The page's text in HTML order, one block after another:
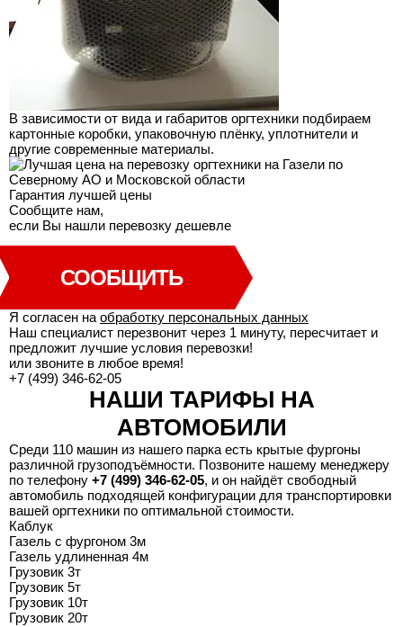
В зависимости от вида и габаритов оргтехники подбираем
картонные коробки, упаковочную плёнку, уплотнители и
другие современные материалы.
Гарантия лучшей цены
Сообщите нам,
если Вы нашли перевозку дешевле
СООБЩИТЬ
Я согласен на обработку персональных данных
Наш специалист перезвонит через 1 минуту, пересчитает и
предложит лучшие условия перевозки!
или звоните в любое время!
+7 (499) 346-62-05
НАШИ ТАРИФЫ НА
АВТОМОБИЛИ
Среди 110 машин из нашего парка есть крытые фургоны
различной грузоподъёмности. Позвоните нашему менеджеру
по телефону +7 (499) 346-62-05, и он найдёт свободный
автомобиль подходящей конфигурации для транспортировки
вашей оргтехники по оптимальной стоимости.
Каблук
Газель с фургоном 3м
Газель удлиненная 4м
Грузовик 3т
Грузовик 5т
Грузовик 10т
Грузовик 20т